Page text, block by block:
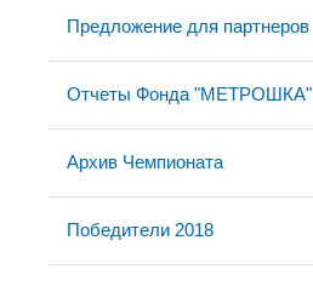
Предложение для партнеров
Отчеты Фонда "МЕТРОШКА"
Архив Чемпионата
Победители 2018